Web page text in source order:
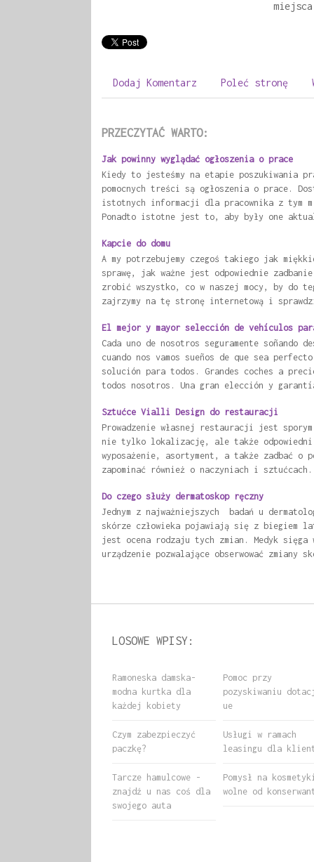
Dodaj Komentarz Poleć stronę
PRZECZYTAĆ WARTO:
Jak powinny wyglądać ogłoszenia o prace
Kiedy to jesteśmy na etapie poszukiwania
pomocnych treści są ogłoszenia o prace.
istotnych informacji dla pracownika z tym
Ponadto istotne jest to, aby były one
Kapcie do domu
A my potrzebujemy czegoś takiego jak
sprawę, jak ważne jest odpowiednie
zrobić wszystko, co w naszej mocy, by do
zajrzymy na tę stronę internetową i
El mejor y mayor selección de vehículos
Cada uno de nosotros seguramente
cuando nos vamos sueños de que sea
solución para todos. Grandes coches a
todos nosotros. Una gran elección y
Sztućce Vialli Design do restauracji
Prowadzenie własnej restauracji jest sporym
nie tylko lokalizację, ale także
wyposażenie, asortyment, a także zadbać
zapominać również o naczyniach i
Do czego służy dermatoskop ręczny
Jednym z najważniejszych badań u
skórze człowieka pojawiają się z biegiem
jest ocena rodzaju tych zmian. Medyk sięga
urządzenie pozwalające obserwować zmiany
LOSOWE WPISY:
Pomoc przy
pozyskiwaniu
ue
Ramoneska damska-
modna kurtka dla
każdej kobiety
Usługi w ramach
leasingu dla
Czym zabezpieczyć
paczkę?
Pomysł na
wolne od
Tarcze hamulcowe -
znajdź u nas coś dla
swojego auta